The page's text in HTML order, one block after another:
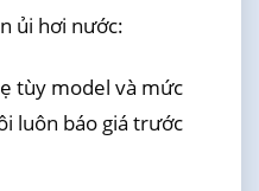
ủi hơi nước:
tùy model và mức
luôn báo giá trước